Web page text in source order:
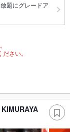
題にグレードア
さい。